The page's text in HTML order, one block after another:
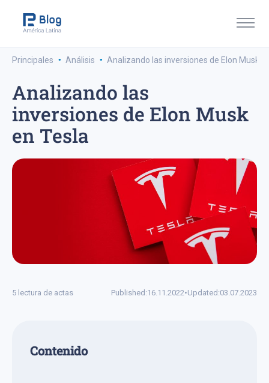
Principales · Análisis · Analizando las inversiones de Elon Musk
Analizando las
inversiones de Elon Musk
en Tesla
5 lectura de actas Published:16.11.2022•Updated:03.07.2023
Сontenido